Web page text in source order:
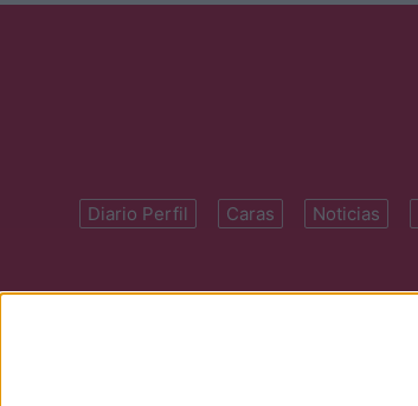
Diario Perfil Caras Noticias